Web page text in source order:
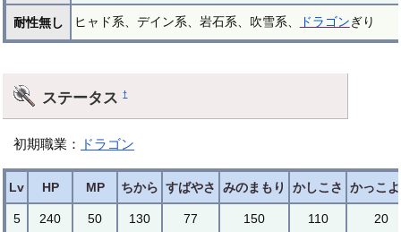
耐性無し ヒャド系、デイン系、岩石系、吹雪系、 ドラゴンぎり
ステータス†
初期職業： ドラゴン
Lv HP MP ちから すばやさ みのまもり かしこさ かっこ
5 240 50 130 77 150 110 20